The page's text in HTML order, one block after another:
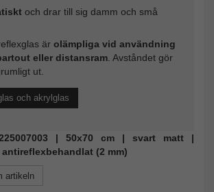
och drar till sig damm och små
är olämpliga vid användning
eller distansram. Avståndet gör
ut.
och akrylglas
| 50x70 cm | svart matt |
antireflexbehandlat (2 mm)
artikeln